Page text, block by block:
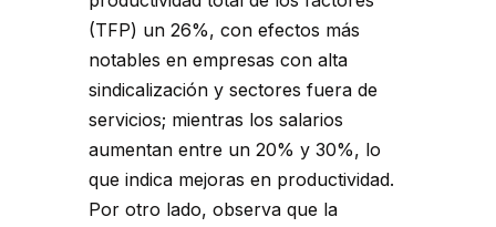
(TFP) un 26%, con efectos más
notables en empresas con alta
sindicalización y sectores fuera de
servicios; mientras los salarios
aumentan entre un 20% y 30%, lo
que indica mejoras en productividad.
Por otro lado, observa que la